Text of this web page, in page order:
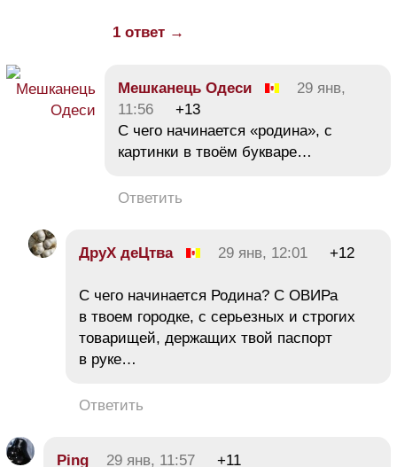
1 ответ →
Мешканець Одеси
29 янв,
11:56
+13
С чего начинается «родина», с
картинки в твоём букваре…
Ответить
ДруХ деЦтва 29 янв, 12:01 +12
С чего начинается Родина? С ОВИРа
в твоем городке, с серьезных и строгих
товарищей, держащих твой паспорт
в руке…
Ответить
Ping 29 янв, 11:57
+11